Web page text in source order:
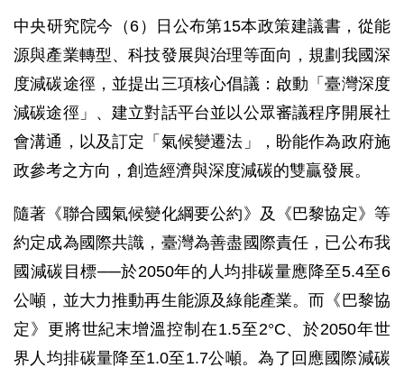
中央研究院今（6）日公布第15本政策建議書，從能
源與產業轉型、科技發展與治理等面向，規劃我國深
度減碳途徑，並提出三項核心倡議：啟動「臺灣深度
減碳途徑」、建立對話平台並以公眾審議程序開展社
會溝通，以及訂定「氣候變遷法」，盼能作為政府施
政參考之方向，創造經濟與深度減碳的雙贏發展。
隨著《聯合國氣候變化綱要公約》及《巴黎協定》等
約定成為國際共識，臺灣為善盡國際責任，已公布我
國減碳目標──於2050年的人均排碳量應降至5.4至6
公噸，並大力推動再生能源及綠能產業。而《巴黎協
定》更將世紀末增溫控制在1.5至2°C、於2050年世
界人均排碳量降至1.0至1.7公噸。為了回應國際減碳